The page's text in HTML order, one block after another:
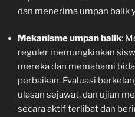
dan menerima umpan balik
Mekanisme umpan balik:
reguler memungkinkan
mereka dan memahami
perbaikan. Evaluasi
ulasan sejawat, dan ujian
secara aktif terlibat dan